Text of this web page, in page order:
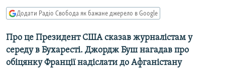
пошуку
УКРАЇНА
СВІТ
ТИ ЯК?
СХЕМИ
КИТАЙ.ВИКЛИКИ
Додати Радіо Свобода як бажане джерело в Google
Про це Президент США сказав журналістам у
середу в Бухаресті. Джордж Буш нагадав про
обіцянку Франції надіслати до Афганістану